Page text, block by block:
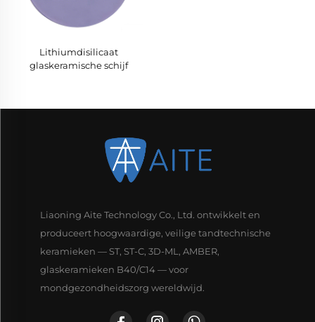
Lithiumdisilicaat
glaskeramische schijf
Liaoning Aite Technology Co., Ltd. ontwikkelt en
produceert hoogwaardige, veilige tandtechnische
keramieken — ST, ST-C, 3D-ML, AMBER,
glaskeramieken B40/C14 — voor
mondgezondheidszorg wereldwijd.